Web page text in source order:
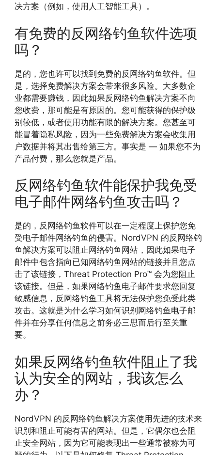
决方案（例如，使用人工智能工具）。
有免费的反网络钓鱼软件选项
吗？
是的，您也许可以找到免费的反网络钓鱼软件。但
是，选择免费解决方案会带来很多风险。大多数企
业都需要赚钱，因此如果反网络钓鱼解决方案不向
您收费，那可能是有原因的。您可能获得的保护级
别较低，或者使用功能有限的解决方案。您甚至可
能冒着隐私风险，因为一些免费解决方案会收集用
户数据并将其出售给第三方。事实是 — 如果您不为
产品付费，那么您就是产品。
反网络钓鱼软件能保护我免受
电子邮件网络钓鱼攻击吗？
是的，反网络钓鱼软件可以在一定程度上保护您免
受电子邮件网络钓鱼的侵害。NordVPN 的反网络钓
鱼解决方案可以阻止网络钓鱼网站，因此如果电子
邮件中包含指向已知网络钓鱼网站的链接并且您点
击了该链接，Threat Protection Pro™ 会为您阻止
该链接。但是，如果网络钓鱼电子邮件要求您回复
敏感信息，反网络钓鱼工具将无法保护您免受此类
攻击。这就是为什么学习如何识别网络钓鱼电子邮
件并在分享任何信息之前务必三思而后行至关重
要。
如果反网络钓鱼软件阻止了我
认为安全的网站，我该怎么
办？
NordVPN 的反网络钓鱼解决方案使用先进的技术来
识别和阻止可能有害的网站。但是，它偶尔也会阻
止安全网站，因为它可能表现出一些通常被称为可